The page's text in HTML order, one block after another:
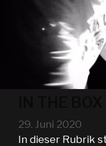
29. Juni 2020
In dieser Rubrik